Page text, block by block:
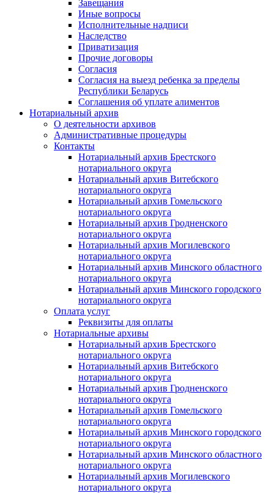
Завещания
Иные вопросы
Исполнительные надписи
Наследство
Приватизация
Прочие договоры
Согласия
Согласия на выезд ребенка за пределы
Республики Беларусь
Соглашения об уплате алиментов
Нотариальный архив
О деятельности архивов
Административные процедуры
Контакты
Нотариальный архив Брестского
нотариального округа
Нотариальный архив Витебского
нотариального округа
Нотариальный архив Гомельского
нотариального округа
Нотариальный архив Гродненского
нотариального округа
Нотариальный архив Могилевского
нотариального округа
Нотариальный архив Минского областного
нотариального округа
Нотариальный архив Минского городского
нотариального округа
Оплата услуг
Реквизиты для оплаты
Нотариальные архивы
Нотариальный архив Брестского
нотариального округа
Нотариальный архив Витебского
нотариального округа
Нотариальный архив Гродненского
нотариального округа
Нотариальный архив Гомельского
нотариального округа
Нотариальный архив Минского городского
нотариального округа
Нотариальный архив Минского областного
нотариального округа
Нотариальный архив Могилевского
нотариального округа